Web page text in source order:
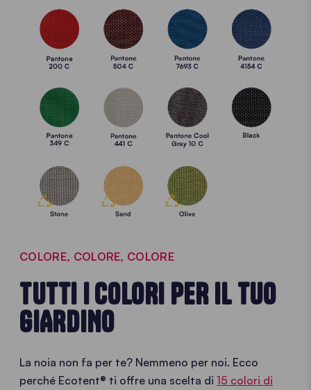
COLORE, COLORE, COLORE
TUTTI I COLORI PER IL TUO
GIARDINO
La noia non fa per te? Nemmeno per noi. Ecco
perché Ecotent® ti offre una scelta di 15 colori di